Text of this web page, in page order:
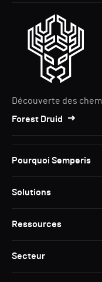
Découverte des
Forest Druid
Pourquoi Semperis
Solutions
Ressources
Secteur